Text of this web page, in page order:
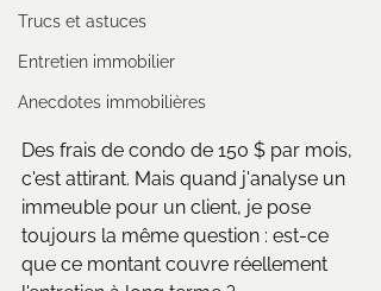
Trucs et astuces
Entretien immobilier
Anecdotes immobilières
Des frais de condo de 150 $ par mois,
c'est attirant. Mais quand j'analyse un
immeuble pour un client, je pose
toujours la même question : est-ce
que ce montant couvre réellement